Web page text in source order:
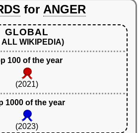
for ANGER
GLOBAL
ALL WIKIPEDIA)
100 of the year
(2021)
1000 of the year
(2023)